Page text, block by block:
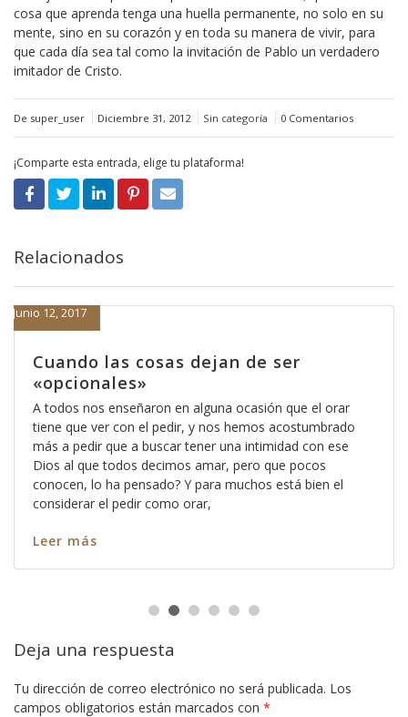
cosa que aprenda tenga una huella permanente, no solo en su
mente, sino en su corazón y en toda su manera de vivir, para
que cada día sea tal como la invitación de Pablo un verdadero
imitador de Cristo.
De super_user Diciembre 31, 2012 Sin categoría 0 Comentarios
¡Comparte esta entrada, elige tu plataforma!
Relacionados
Cuando las cosas dejan de ser
«opcionales»
Junio 12, 2017
A todos nos enseñaron en alguna ocasión que el orar
tiene que ver con el pedir, y nos hemos acostumbrado
más a pedir que a buscar tener una intimidad con ese
Dios al que todos decimos amar, pero que pocos
conocen, lo ha pensado? Y para muchos está bien el
considerar el pedir como orar,
Leer más
Deja una respuesta
Tu dirección de correo electrónico no será publicada. Los
campos obligatorios están marcados con *